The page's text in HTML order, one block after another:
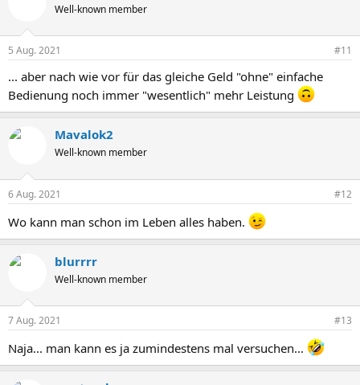
Well-known member
5 Aug. 2021 #11
... aber nach wie vor für das gleiche Geld "ohne" einfache
Bedienung noch immer "wesentlich" mehr Leistung
Mavalok2
Well-known member
6 Aug. 2021 #12
Wo kann man schon im Leben alles haben.
blurrrr
Well-known member
7 Aug. 2021 #13
Naja... man kann es ja zumindestens mal versuchen...